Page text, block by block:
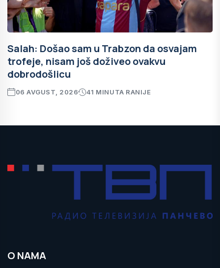
Salah: Došao sam u Trabzon da osvajam
trofeje, nisam još doživeo ovakvu
dobrodošlicu
06 AVGUST, 2026 41 MINUTA RANIJE
O NAMA